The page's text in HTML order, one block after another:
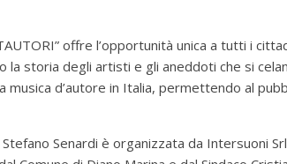
offre l’opportunità unica a tutti i
la storia degli artisti e gli aneddoti che si
d’autore in Italia, permettendo al
Senardi è organizzata da Intersuoni